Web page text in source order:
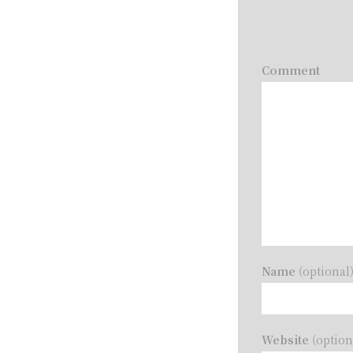
Comment
Name (optional)
Website